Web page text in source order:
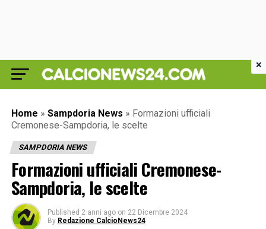
Home » Sampdoria News » Formazioni ufficiali
Cremonese-Sampdoria, le scelte
SAMPDORIA NEWS
Formazioni ufficiali Cremonese-
Sampdoria, le scelte
Published 2 anni ago on 22 Dicembre 2024
By Redazione CalcioNews24
×